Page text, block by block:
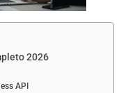
2026
API